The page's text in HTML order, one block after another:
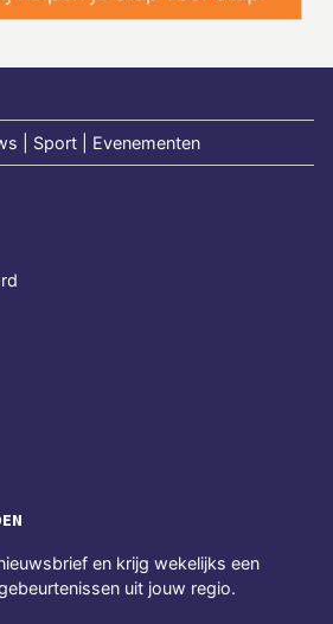
| Sport | Evenementen
en krijg wekelijks een
uit jouw regio.